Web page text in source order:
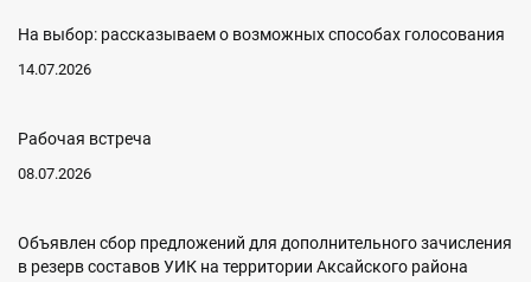
На выбор: рассказываем о возможных способах голосования
14.07.2026
Рабочая встреча
08.07.2026
Объявлен сбор предложений для дополнительного зачисления
в резерв составов УИК на территории Аксайского района